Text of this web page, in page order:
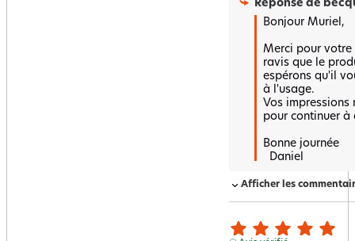
Réponse de
Bonjour Muriel,
Merci pour votre
ravis que le
espérons qu'il
à l'usage.
Vos impressions
pour continuer à
Bonne journée
  Daniel
Afficher les